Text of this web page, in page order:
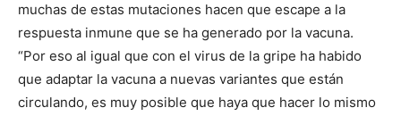
muchas de estas mutaciones hacen que escape a la
respuesta inmune que se ha generado por la vacuna.
“Por eso al igual que con el virus de la gripe ha habido
que adaptar la vacuna a nuevas variantes que están
circulando, es muy posible que haya que hacer lo mismo